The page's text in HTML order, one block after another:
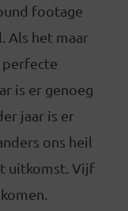
footage
Als het maar
is er genoeg
jaar is er
ons heil
uitkomst. Vijf